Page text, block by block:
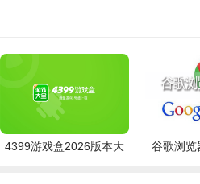
4399游戏盒2026版本大
谷歌浏览